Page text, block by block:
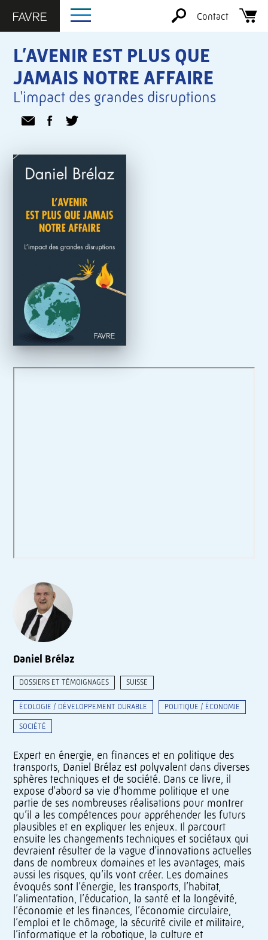
Contact
L’AVENIR EST PLUS QUE
JAMAIS NOTRE AFFAIRE
L'impact des grandes disruptions
Daniel Brélaz
DOSSIERS ET TÉMOIGNAGES SUISSE
ÉCOLOGIE / DÉVELOPPEMENT DURABLE POLITIQUE / ÉCONOMIE
SOCIÉTÉ
Expert en énergie, en finances et en politique des
transports, Daniel Brélaz est polyvalent dans diverses
sphères techniques et de société. Dans ce livre, il
expose d’abord sa vie d’homme politique et une
partie de ses nombreuses réalisations pour montrer
qu’il a les compétences pour appréhender les futurs
plausibles et en expliquer les enjeux. Il parcourt
ensuite les changements techniques et sociétaux qui
devraient résulter de la vague d’innovations actuelles
dans de nombreux domaines et les avantages, mais
aussi les risques, qu’ils vont créer. Les domaines
évoqués sont l’énergie, les transports, l’habitat,
l’alimentation, l’éducation, la santé et la longévité,
l’économie et les finances, l’économie circulaire,
l’emploi et le chômage, la sécurité civile et militaire,
l’informatique et la robotique, la culture et